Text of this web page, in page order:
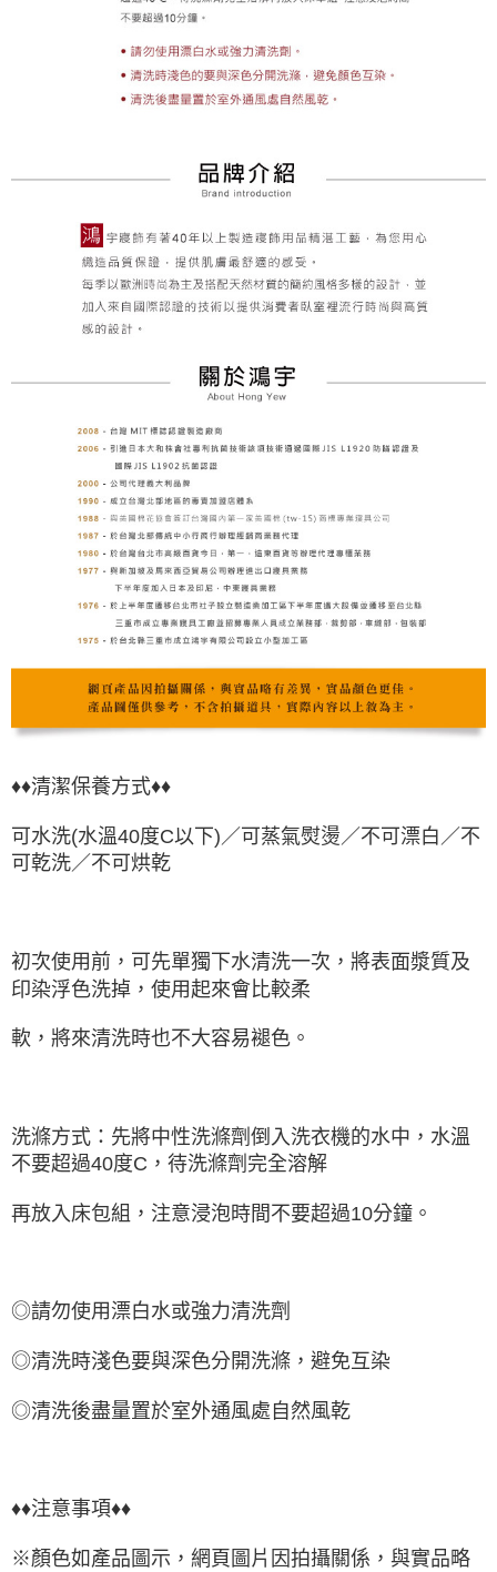
♦♦清潔保養方式♦♦
可水洗(水溫40度C以下)／可蒸氣熨燙／不可漂白／不
可乾洗／不可烘乾
初次使用前，可先單獨下水清洗一次，將表面漿質及
印染浮色洗掉，使用起來會比較柔
軟，將來清洗時也不大容易褪色。
洗滌方式：先將中性洗滌劑倒入洗衣機的水中，水溫
不要超過40度C，待洗滌劑完全溶解
再放入床包組，注意浸泡時間不要超過10分鐘。
◎請勿使用漂白水或強力清洗劑
◎清洗時淺色要與深色分開洗滌，避免互染
◎清洗後盡量置於室外通風處自然風乾
♦♦注意事項♦♦
※顏色如產品圖示，網頁圖片因拍攝關係，與實品略